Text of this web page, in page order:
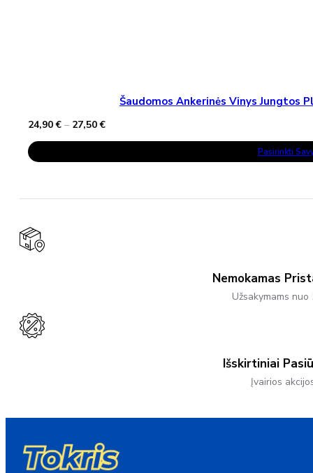
Šaudomos Ankerinės Vinys Jungtos
24,90€ – 27,50€Price
through
Pasirinkti
This
Product
Has
The
Be
Chosen
On
Nemokamas
Užsakymams nuo
Išskirtiniai
Įvairios